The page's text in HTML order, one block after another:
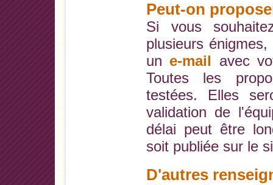
Peut-on
Si vous
plusieurs
un e-mail avec
Toutes les
testées. Elles
validation de
délai peut être
soit publiée sur le
D'autres